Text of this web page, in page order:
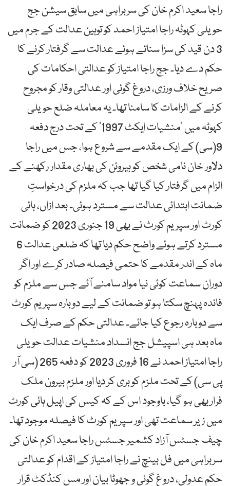
راجا سعید اکرم خان کی سربراہی میں سابق سیشن جج
حویلی کہوٹہ راجا امتیاز احمد کو توہین عدالت کے جرم میں
3 دن قید کی سزا سناتے ہوئے عدالت سے گرفتار کرنے کا
حکم دے دیا۔ جج راجا امتیاز کو عدالتی احکامات کی
صریح خلاف ورزی، دروغ گوئی اور عدالتی وقار کو مجروح
کرنے کے الزامات کا سامنا تھا۔ یہ معاملہ ضلع حویلی
کہوٹہ میں ’منشیات ایکٹ 1997‘ کے تحت درج دفعہ
9(سی) کے ایک مقدمے سے شروع ہوا، جس میں راجا
دلاور خان نامی شخص کو ہیروئن کی بھاری مقدار رکھنے کے
الزام میں گرفتار کیا گیا تھا جب کہ ملزم کی درخواستِ
ضمانت ابتدائی عدالت سے مسترد ہوئی۔ بعد ازاں، ہائی
کورٹ اور سپریم کورٹ نے بھی 19 جنوری 2023 کو ضمانت
مسترد کرتے ہوئے واضح حکم دیا تھا کہ ضلعی عدالت 6
ماہ کے اندر مقدمے کا حتمی فیصلہ صادر کرے اور اگر
دوران سماعت کوئی نیا مواد سامنے آئے جس سے ملزم کو
فائدہ پہنچ سکتا ہو تو ضمانت کے لیے دوبارہ سپریم کورٹ
سے دوبارہ رجوع کیا جائے۔ عدالتی حکم کے صرف ایک
ماہ بعد ہی اسپیشل جج انسداد منشیات عدالت حویلی
راجا امتیاز احمد نے 16 فروری 2023 کو دفعہ 265 (سی آر
پی سی) کے تحت ملزم کو بری کر دیا اور ملزم بیرون ملک
فرار بھی ہو گیا، باوجود اس کے کہ کیس کی اپیل ہائی کورٹ
میں زیر سماعت تھی اور سپریم کورٹ کا فیصلہ موجود تھا۔
چیف جسٹس آزاد کشمیر جسٹس راجا سعید اکرم خان کی
سربراہی میں فل بینچ نے راجا امتیاز کے اقدام کو عدالتی
حکم عدولی، دروغ گوئی و جھوٹا بیان اور مس کنڈکٹ قرار